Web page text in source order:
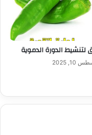
10, 2025